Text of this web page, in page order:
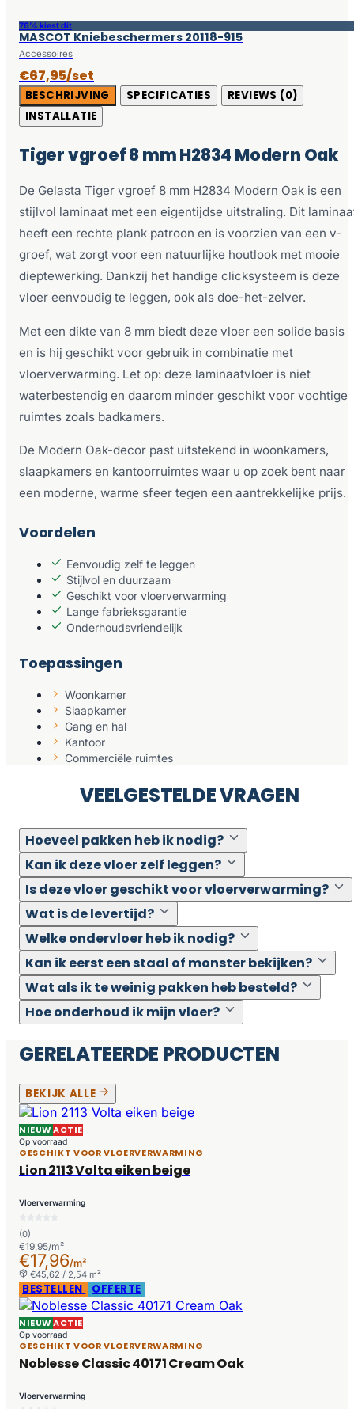
76% kiest dit
MASCOT Kniebeschermers 20118-915
Accessoires
€67,95/set
BESCHRIJVING SPECIFICATIES
REVIEWS (0)
INSTALLATIE
Tiger vgroef 8 mm H2834 Modern Oak
De Gelasta Tiger vgroef 8 mm H2834 Modern Oak is een
stijlvol laminaat met een eigentijdse uitstraling. Dit
heeft een rechte plank patroon en is voorzien van een v-
groef, wat zorgt voor een natuurlijke houtlook met mooie
dieptewerking. Dankzij het handige clicksysteem is deze
vloer eenvoudig te leggen, ook als doe-het-zelver.
Met een dikte van 8 mm biedt deze vloer een solide basis
en is hij geschikt voor gebruik in combinatie met
vloerverwarming. Let op: deze laminaatvloer is niet
waterbestendig en daarom minder geschikt voor vochtige
ruimtes zoals badkamers.
De Modern Oak-decor past uitstekend in woonkamers,
slaapkamers en kantoorruimtes waar u op zoek bent naar
een moderne, warme sfeer tegen een aantrekkelijke prijs.
Voordelen
Eenvoudig zelf te leggen
Stijlvol en duurzaam
Geschikt voor vloerverwarming
Lange fabrieksgarantie
Onderhoudsvriendelijk
Toepassingen
Woonkamer
Slaapkamer
Gang en hal
Kantoor
Commerciële ruimtes
VEELGESTELDE VRAGEN
Hoeveel pakken heb ik nodig?
Kan ik deze vloer zelf leggen?
Is deze vloer geschikt voor vloerverwarming?
Wat is de levertijd?
Welke ondervloer heb ik nodig?
Kan ik eerst een staal of monster bekijken?
Wat als ik te weinig pakken heb besteld?
Hoe onderhoud ik mijn vloer?
GERELATEERDE PRODUCTEN
BEKIJK ALLE
NIEUWACTIE
Op voorraad
GESCHIKT VOOR VLOERVERWARMING
Lion 2113 Volta eiken beige
Vloerverwarming
(0)
€19,95/m²
€17,96/m²
€45,62 / 2,54 m²
BESTELLEN OFFERTE
NIEUWACTIE
Op voorraad
GESCHIKT VOOR VLOERVERWARMING
Noblesse Classic 40171 Cream Oak
Vloerverwarming